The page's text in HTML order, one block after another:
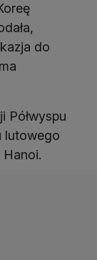
do
Półwyspu
lutowego
Hanoi.